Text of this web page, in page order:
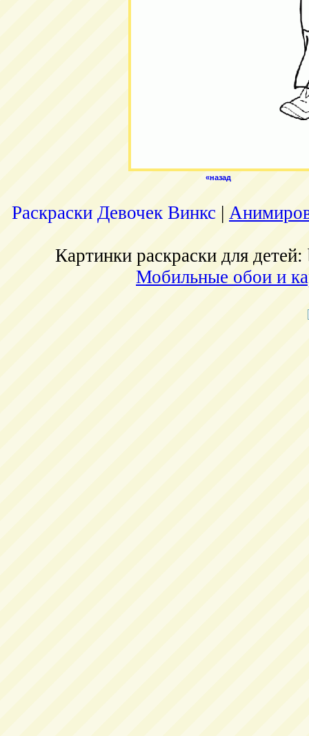
«назад
Раскраски Девочек Винкс |
Картинки раскраски для
Мобильные обои и